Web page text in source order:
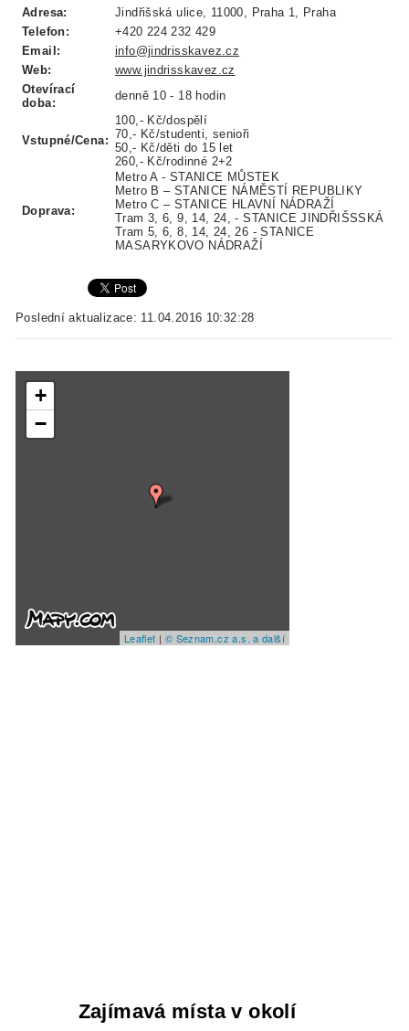
Adresa:
Jindřišská ulice, 11000, Praha 1, Praha
Telefon:
+420 224 232 429
Email:
info@jindrisskavez.cz
Web:
www.jindrisskavez.cz
Otevírací
doba:
denně 10 - 18 hodin
Vstupné/Cena:
100,- Kč/dospělí
70,- Kč/studenti, senioři
50,- Kč/děti do 15 let
260,- Kč/rodinné 2+2
Doprava:
Metro A - STANICE MŮSTEK
Metro B – STANICE NÁMĚSTÍ REPUBLIKY
Metro C – STANICE HLAVNÍ NÁDRAŽÍ
Tram 3, 6, 9, 14, 24, - STANICE JINDŘIŠSSKÁ
Tram 5, 6, 8, 14, 24, 26 - STANICE
MASARYKOVO NÁDRAŽÍ
Poslední aktualizace: 11.04.2016 10:32:28
+
−
Leaflet | © Seznam.cz a.s. a další
Zajímavá místa v okolí